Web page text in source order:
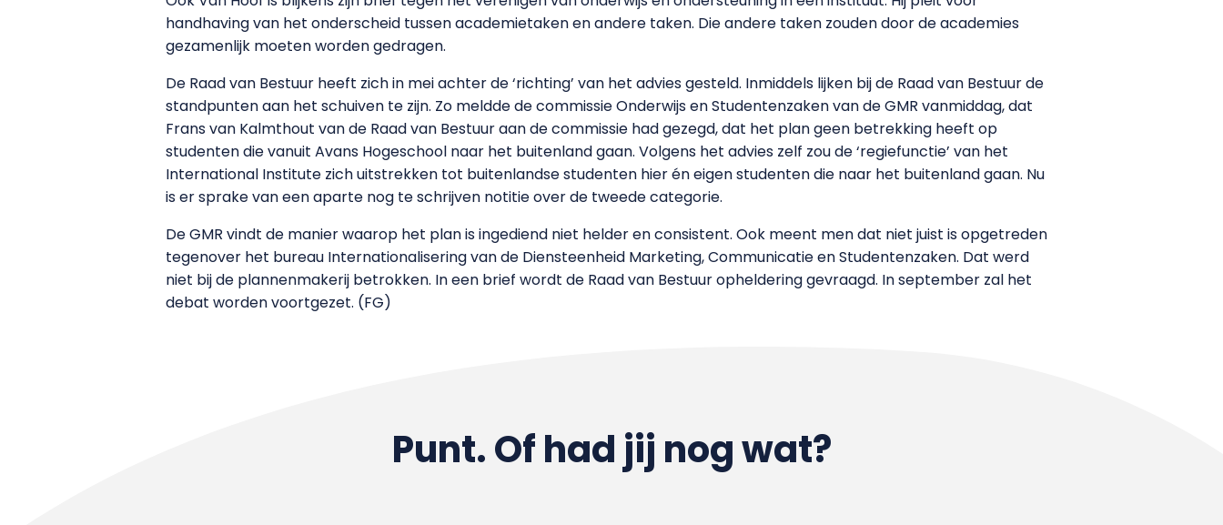
handhaving van het onderscheid tussen academietaken en andere taken. Die andere taken zouden door de academies
gezamenlijk moeten worden gedragen.
De Raad van Bestuur heeft zich in mei achter de ‘richting’ van het advies gesteld. Inmiddels lijken bij de Raad van Bestuur de
standpunten aan het schuiven te zijn. Zo meldde de commissie Onderwijs en Studentenzaken van de GMR vanmiddag, dat
Frans van Kalmthout van de Raad van Bestuur aan de commissie had gezegd, dat het plan geen betrekking heeft op
studenten die vanuit Avans Hogeschool naar het buitenland gaan. Volgens het advies zelf zou de ‘regiefunctie’ van het
International Institute zich uitstrekken tot buitenlandse studenten hier én eigen studenten die naar het buitenland gaan. Nu
is er sprake van een aparte nog te schrijven notitie over de tweede categorie.
De GMR vindt de manier waarop het plan is ingediend niet helder en consistent. Ook meent men dat niet juist is opgetreden
tegenover het bureau Internationalisering van de Diensteenheid Marketing, Communicatie en Studentenzaken. Dat werd
niet bij de plannenmakerij betrokken. In een brief wordt de Raad van Bestuur opheldering gevraagd. In september zal het
debat worden voortgezet. (FG)
Punt. Of had jij nog wat?